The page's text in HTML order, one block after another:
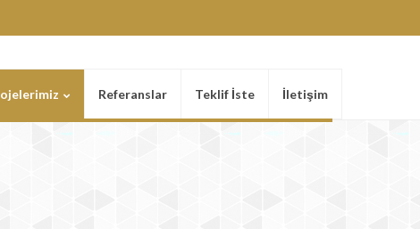
Referanslar Teklif İste İletişim